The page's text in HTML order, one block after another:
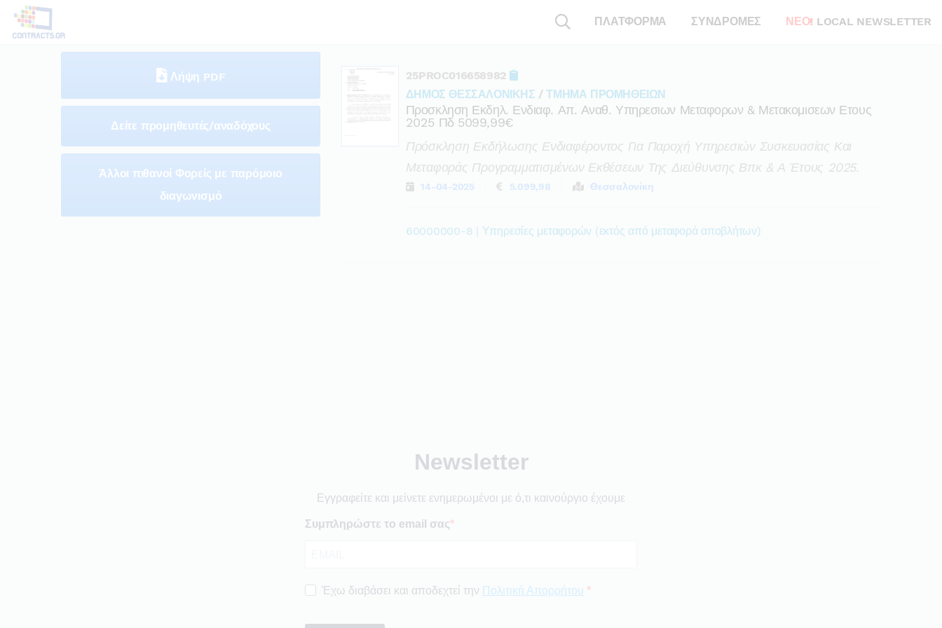
ΠΛΑΤΦΟΡΜΑ ΣΥΝΔΡΟΜΕΣ ΝΕΟ! LOCAL NEWSLETTER
Λήψη PDF
Δείτε προμηθευτές/αναδόχους
Άλλοι πιθανοί Φορείς με παρόμοιο
διαγωνισμό
25PROC016658982
ΔΗΜΟΣ ΘΕΣΣΑΛΟΝΙΚΗΣ /ΤΜΗΜΑ ΠΡΟΜΗΘΕΙΩΝ
Προσκληση Εκδηλ. Ενδιαφ. Απ. Αναθ. Υπηρεσιων Μεταφορων & Μετακομισεων Ετους
2025 Πδ 5099,99€
Πρόσκληση Εκδήλωσης Ενδιαφέροντος Για Παροχή Υπηρεσιών Συσκευασίας Και
Μεταφοράς Προγραμματισμένων Εκθέσεων Της Διεύθυνσης Βπκ & Α Έτους 2025.
14-04-2025 5.099,98 Θεσσαλονίκη
60000000-8 | Υπηρεσίες μεταφορών (εκτός από μεταφορά αποβλήτων)